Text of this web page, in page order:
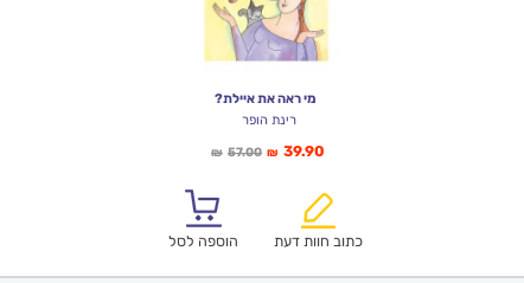
מי ראה את איילת?
רינת הופר
₪ 57.00המחיר
₪57.00.
₪ 39.90
הוא:
כתוב חוות דעת
הוספה לסל